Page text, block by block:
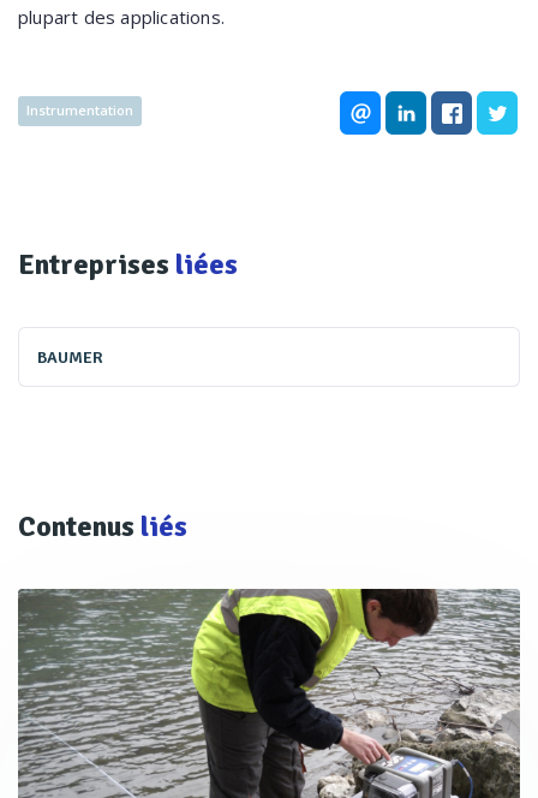
plupart des applications.
Instrumentation
Entreprises liées
BAUMER
Contenus liés